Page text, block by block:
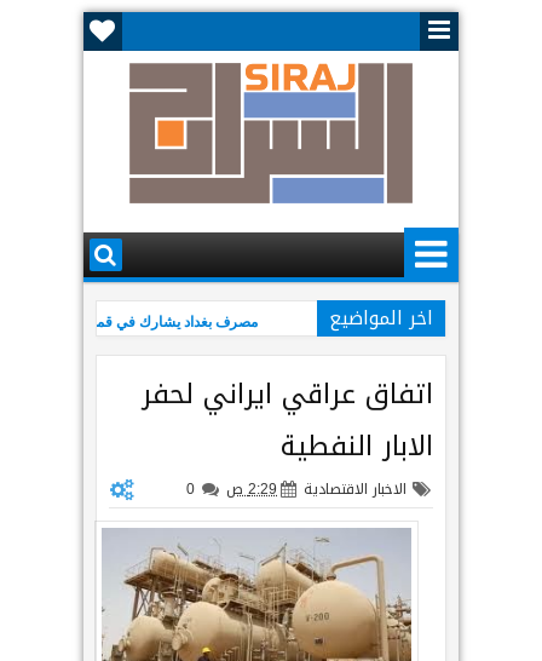
اخر المواضيع مصرف بغداد يشارك في قمة الأعمال
اتفاق عراقي ايراني لحفر
الابار النفطية
0 الاخبار الاقتصادية 2:29 ص